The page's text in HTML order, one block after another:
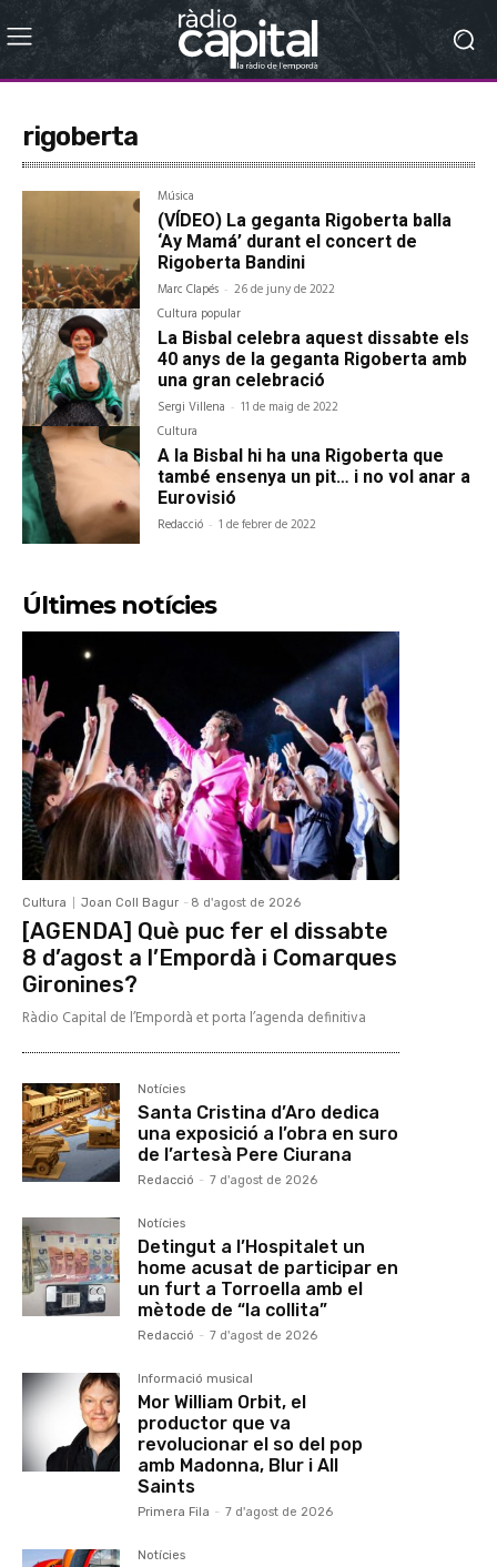
rigoberta
Música
(VÍDEO) La geganta Rigoberta balla
‘Ay Mamá’ durant el concert de
Rigoberta Bandini
Marc Clapés - 26 de juny de 2022
Cultura popular
La Bisbal celebra aquest dissabte els
40 anys de la geganta Rigoberta amb
una gran celebració
Sergi Villena - 11 de maig de 2022
Cultura
A la Bisbal hi ha una Rigoberta que
també ensenya un pit… i no vol anar a
Eurovisió
Redacció - 1 de febrer de 2022
Últimes notícies
Cultura Joan Coll Bagur - 8 d'agost de 2026
[AGENDA] Què puc fer el dissabte
8 d’agost a l’Empordà i Comarques
Gironines?
Ràdio Capital de l’Empordà et porta l’agenda definitiva
Notícies
Santa Cristina d’Aro dedica
una exposició a l’obra en suro
de l’artesà Pere Ciurana
Redacció - 7 d'agost de 2026
Notícies
Detingut a l’Hospitalet un
home acusat de participar en
un furt a Torroella amb el
mètode de “la collita”
Redacció - 7 d'agost de 2026
Informació musical
Mor William Orbit, el
productor que va
revolucionar el so del pop
amb Madonna, Blur i All
Saints
Primera Fila - 7 d'agost de 2026
Notícies